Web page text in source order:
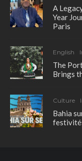
A
Year
Paris
English
The
Brings
Culture
Bahia